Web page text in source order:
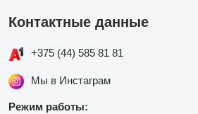
Контактные данные
+375 (44) 585 81 81
Мы в Инстаграм
Режим работы: